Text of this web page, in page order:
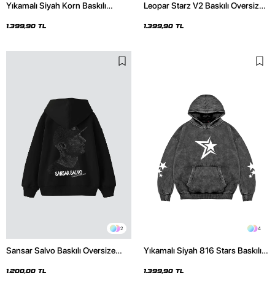
Yıkamalı Siyah Korn Baskılı
1.399,90 TL
Leopar Starz V2 Baskılı Oversize
Hoodie
1.399,90 TL
2
Sansar Salvo Baskılı Oversize
1.200,00 TL
4
Yıkamalı Siyah 816 Stars Baskılı
1.399,90 TL